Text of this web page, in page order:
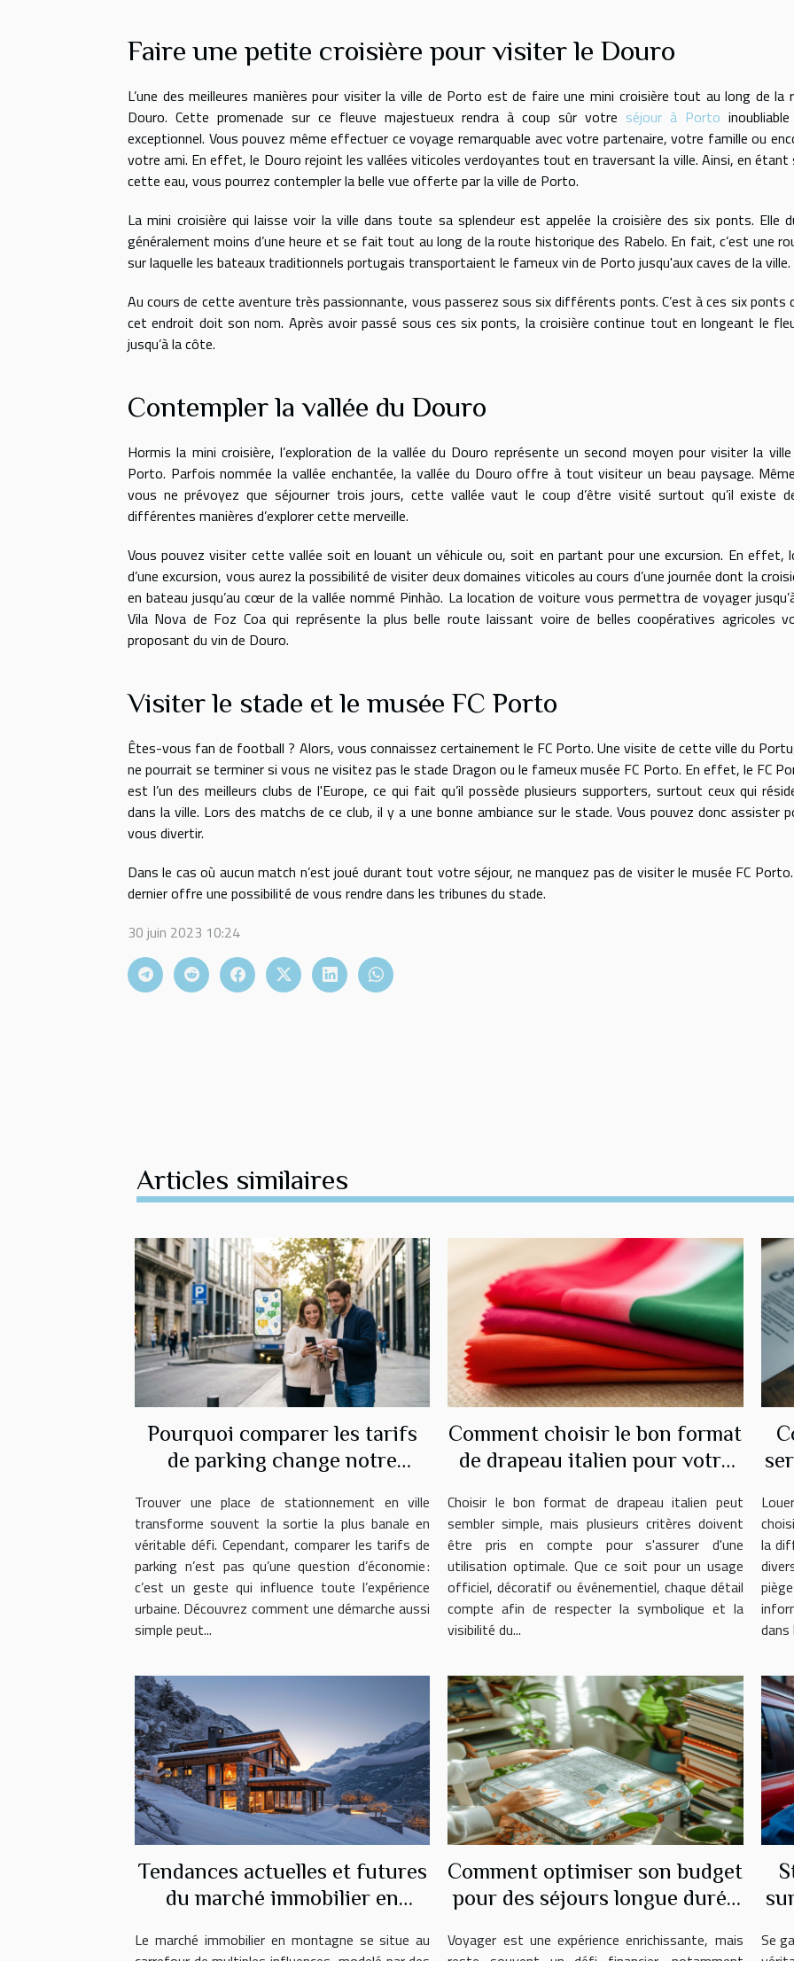
Faire une petite croisière pour visiter le Douro
L’une des meilleures manières pour visiter la ville de Porto est de faire une mini croisière tout au long de la
Douro. Cette promenade sur ce fleuve majestueux rendra à coup sûr votre séjour à Porto
exceptionnel. Vous pouvez même effectuer ce voyage remarquable avec votre partenaire, votre famille ou
votre ami. En effet, le Douro rejoint les vallées viticoles verdoyantes tout en traversant la ville. Ainsi, en étant
cette eau, vous pourrez contempler la belle vue offerte par la ville de Porto.
La mini croisière qui laisse voir la ville dans toute sa splendeur est appelée la croisière des six ponts. Elle
généralement moins d’une heure et se fait tout au long de la route historique des Rabelo. En fait, c’est une
sur laquelle les bateaux traditionnels portugais transportaient le fameux vin de Porto jusqu'aux caves de la ville.
Au cours de cette aventure très passionnante, vous passerez sous six différents ponts. C’est à ces six ponts
cet endroit doit son nom. Après avoir passé sous ces six ponts, la croisière continue tout en longeant le
jusqu’à la côte.
Contempler la vallée du Douro
Hormis la mini croisière, l’exploration de la vallée du Douro représente un second moyen pour visiter la
Porto. Parfois nommée la vallée enchantée, la vallée du Douro offre à tout visiteur un beau paysage.
vous ne prévoyez que séjourner trois jours, cette vallée vaut le coup d’être visité surtout qu’il existe
différentes manières d’explorer cette merveille.
Vous pouvez visiter cette vallée soit en louant un véhicule ou, soit en partant pour une excursion. En effet,
d’une excursion, vous aurez la possibilité de visiter deux domaines viticoles au cours d’une journée dont la
en bateau jusqu’au cœur de la vallée nommé Pinhào. La location de voiture vous permettra de voyager
Vila Nova de Foz Coa qui représente la plus belle route laissant voire de belles coopératives agricoles
proposant du vin de Douro.
Visiter le stade et le musée FC Porto
Êtes-vous fan de football ? Alors, vous connaissez certainement le FC Porto. Une visite de cette ville du
ne pourrait se terminer si vous ne visitez pas le stade Dragon ou le fameux musée FC Porto. En effet, le FC
est l’un des meilleurs clubs de l'Europe, ce qui fait qu’il possède plusieurs supporters, surtout ceux qui
dans la ville. Lors des matchs de ce club, il y a une bonne ambiance sur le stade. Vous pouvez donc assister
vous divertir.
Dans le cas où aucun match n’est joué durant tout votre séjour, ne manquez pas de visiter le musée FC Porto.
dernier offre une possibilité de vous rendre dans les tribunes du stade.
30 juin 2023 10:24
Articles similaires
Pourquoi comparer les tarifs
de parking change notre
Trouver une place de stationnement en ville
transforme souvent la sortie la plus banale en
véritable défi. Cependant, comparer les tarifs de
parking n’est pas qu’une question d’économie :
c’est un geste qui influence toute l’expérience
urbaine. Découvrez comment une démarche aussi
simple peut...
Comment choisir le bon format
de drapeau italien pour votre
Choisir le bon format de drapeau italien peut
sembler simple, mais plusieurs critères doivent
être pris en compte pour s'assurer d'une
utilisation optimale. Que ce soit pour un usage
officiel, décoratif ou événementiel, chaque détail
compte afin de respecter la symbolique et la
visibilité du...
la
dans
Tendances actuelles et futures
du marché immobilier en
Le marché immobilier en montagne se situe au
Comment optimiser son budget
pour des séjours longue durée
Voyager est une expérience enrichissante, mais
Se